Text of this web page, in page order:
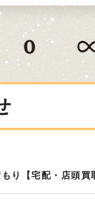
り【宅配・店頭買